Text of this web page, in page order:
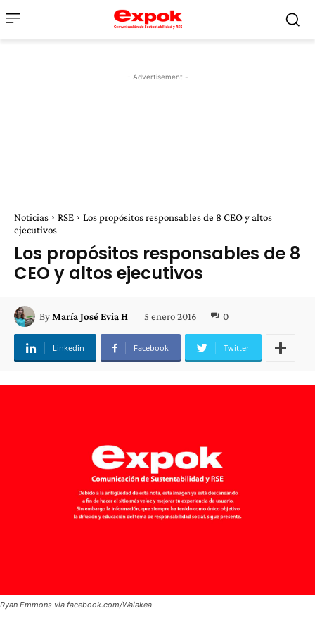
- Advertisement -
Noticias RSE
Los propósitos responsables de 8 CEO y altos
ejecutivos
Los propósitos responsables de 8
CEO y altos ejecutivos
ByMaría José Evia H 5 enero 2016 0
Linkedin Facebook Twitter
Ryan Emmons via facebook.com/Waiakea